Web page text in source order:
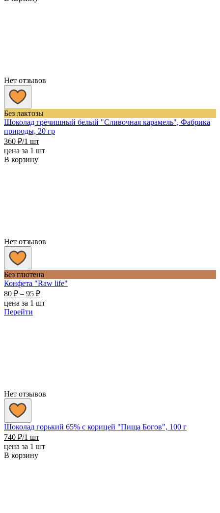
Нет отзывов
Без лактозы
Шоколад гречишный белый "Сливочная карамель", Фабрика
природы, 20 гр
360 ₽/1 шт
цена за 1 шт
В корзину
Нет отзывов
Без глютена
Конфета "Raw life"
80 ₽ – 95 ₽Диапазон
цен:
цена за 1 шт
Перейти
Нет отзывов
Шоколад горький 65% с корицей "Пища Богов", 100 г
740 ₽/1 шт
цена за 1 шт
В корзину